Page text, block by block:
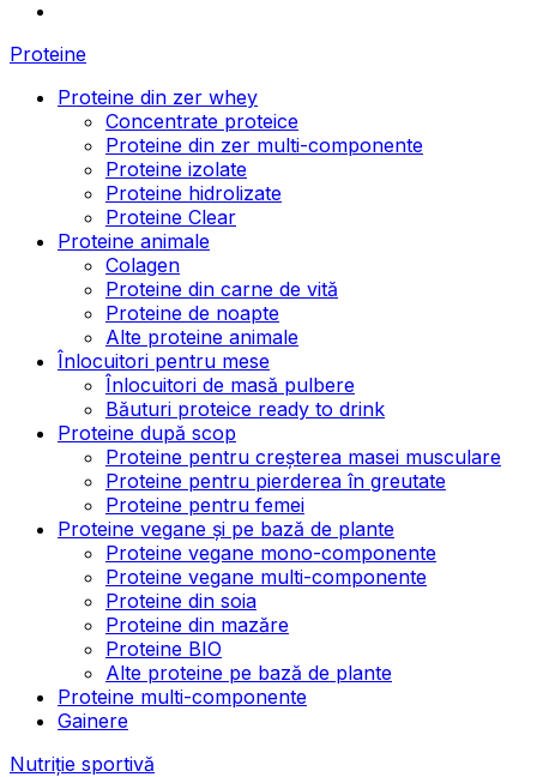
Proteine
Proteine din zer whey
Concentrate proteice
Proteine din zer multi-componente
Proteine izolate
Proteine hidrolizate
Proteine Clear
Proteine animale
Colagen
Proteine din carne de vită
Proteine de noapte
Alte proteine animale
Înlocuitori pentru mese
Înlocuitori de masă pulbere
Băuturi proteice ready to drink
Proteine după scop
Proteine pentru creșterea masei musculare
Proteine pentru pierderea în greutate
Proteine pentru femei
Proteine vegane și pe bază de plante
Proteine vegane mono-componente
Proteine vegane multi-componente
Proteine din soia
Proteine din mazăre
Proteine BIO
Alte proteine pe bază de plante
Proteine multi-componente
Gainere
Nutriție sportivă